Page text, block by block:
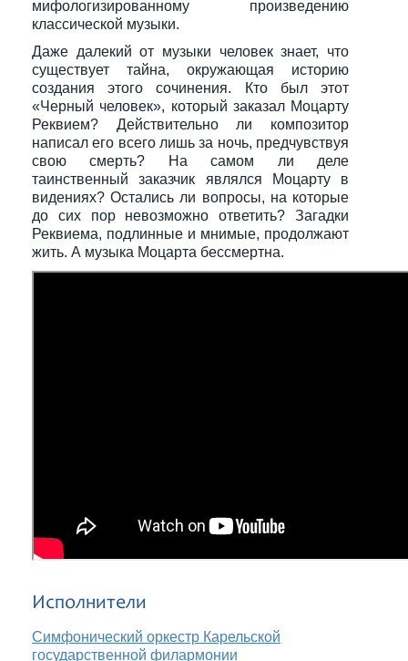
мифологизированному произведению
классической музыки.
Даже далекий от музыки человек знает, что
существует тайна, окружающая историю
создания этого сочинения. Кто был этот
«Черный человек», который заказал Моцарту
Реквием? Действительно ли композитор
написал его всего лишь за ночь, предчувствуя
свою смерть? На самом ли деле
таинственный заказчик являлся Моцарту в
видениях? Остались ли вопросы, на которые
до сих пор невозможно ответить? Загадки
Реквиема, подлинные и мнимые, продолжают
жить. А музыка Моцарта бессмертна.
Исполнители
Симфонический оркестр Карельской
государственной филармонии